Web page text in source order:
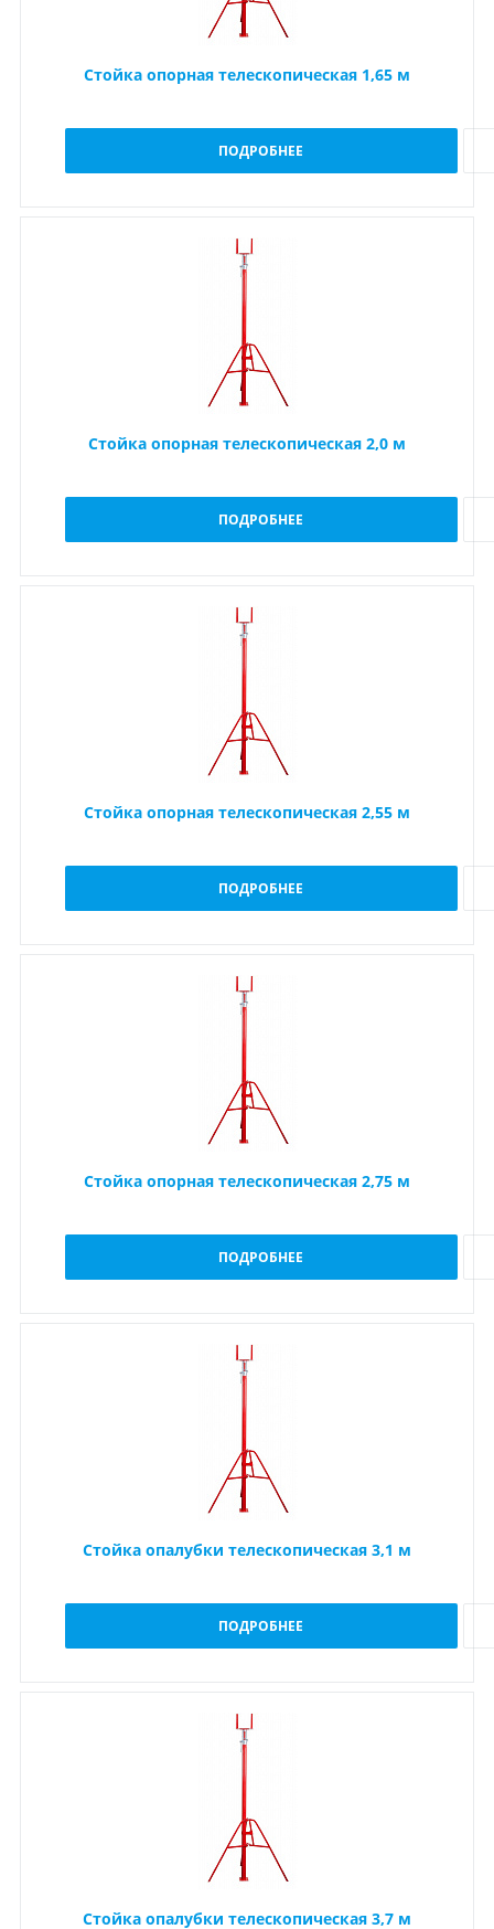
Стойка опорная телескопическая 1,65 м
ПОДРОБНЕЕ
Стойка опорная телескопическая 2,0 м
ПОДРОБНЕЕ
Стойка опорная телескопическая 2,55 м
ПОДРОБНЕЕ
Стойка опорная телескопическая 2,75 м
ПОДРОБНЕЕ
Стойка опалубки телескопическая 3,1 м
ПОДРОБНЕЕ
Стойка опалубки телескопическая 3,7 м